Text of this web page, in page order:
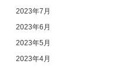
2023年7月
2023年6月
2023年5月
2023年4月